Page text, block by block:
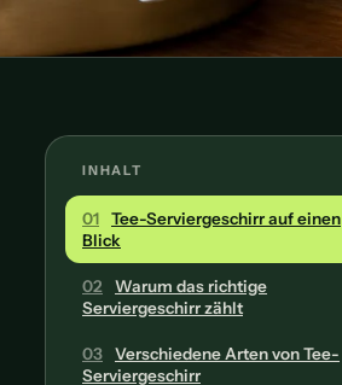
INHALT
01
Tee-Serviergeschirr auf einen
Blick
02
Warum das richtige
Serviergeschirr zählt
03
Verschiedene Arten von Tee-
Serviergeschirr